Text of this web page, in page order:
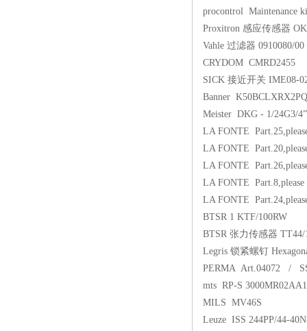
procontrol Maintenance
Proxitron 感应传感器
Vahle 过滤器 0910080/00
CRYDOM CMRD2455
SICK 接近开关 IME08-
Banner
Meister DKG - 1/24G3/
LA FONTE
LA FONTE
LA FONTE
LA FONTE Part.8,please
LA FONTE
BTSR 1 KTF/100RW
BTSR 张力传感器
Legris 锁紧螺钉
PERMA Art.04072 /
mts RP-S
MILS MV46S
Leuze ISS 244PP/44-